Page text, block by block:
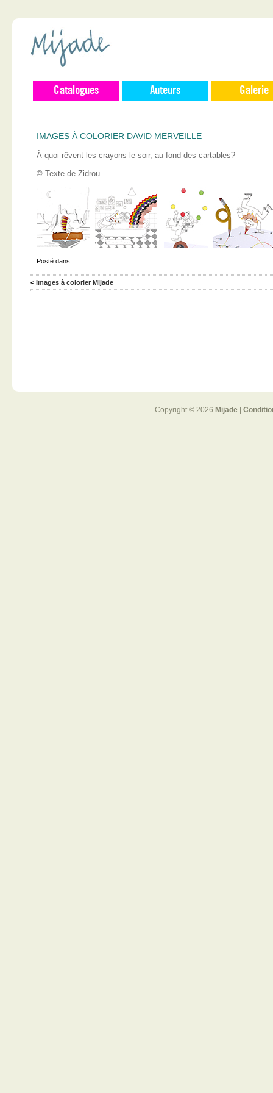
Catalogues Auteurs Galerie
IMAGES À COLORIER DAVID MERVEILLE
À quoi rêvent les crayons le soir, au fond des cartables?
© Texte de Zidrou
Posté dans
< Images à colorier Mijade
Copyright © 2026 Mijade|